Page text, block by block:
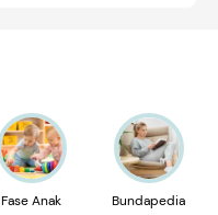
Fase Anak Bundapedia